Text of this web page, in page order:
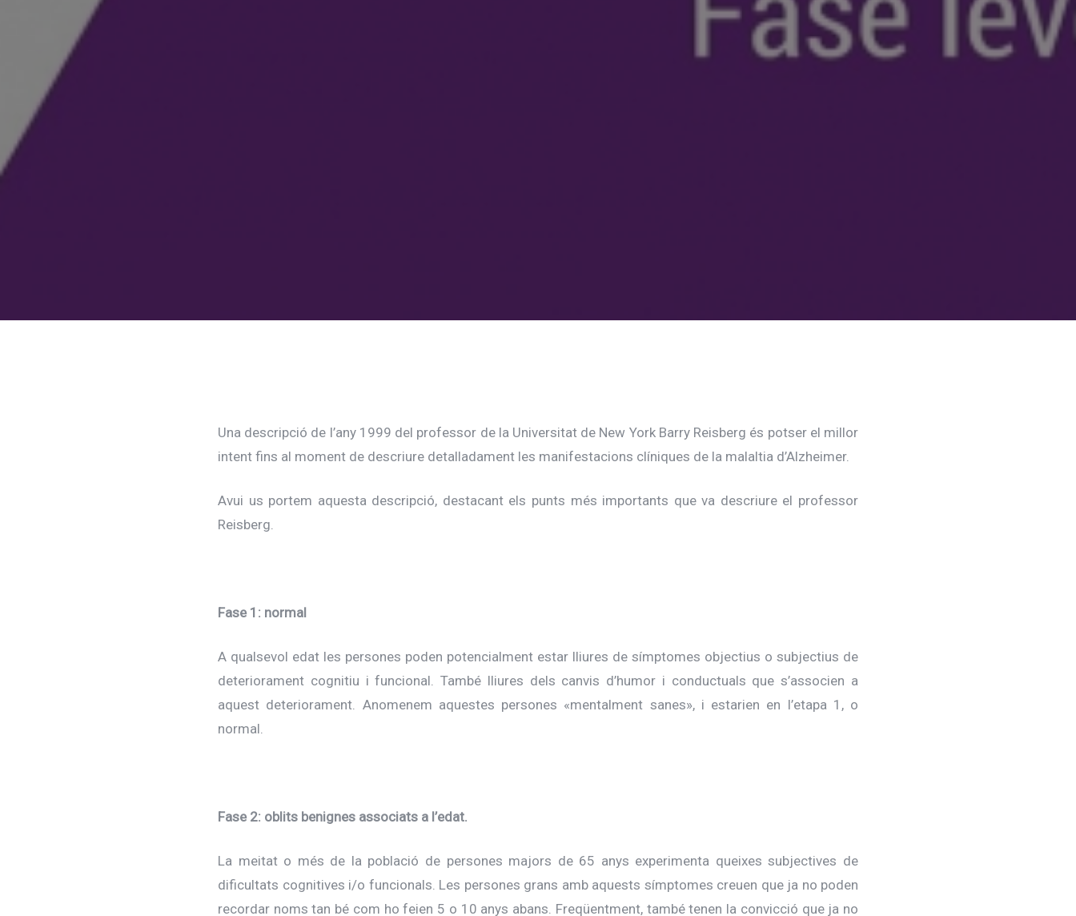
Una descripció de l’any 1999 del professor de la Universitat de New York Barry Reisberg és potser el millor
intent fins al moment de descriure detalladament les manifestacions clíniques de la malaltia d’Alzheimer.
Avui us portem aquesta descripció, destacant els punts més importants que va descriure el professor
Reisberg.
Fase 1: normal
A qualsevol edat les persones poden potencialment estar lliures de símptomes objectius o subjectius de
deteriorament cognitiu i funcional. També lliures dels canvis d’humor i conductuals que s’associen a
aquest deteriorament. Anomenem aquestes persones «mentalment sanes», i estarien en l’etapa 1, o
normal.
Fase 2: oblits benignes associats a l’edat.
La meitat o més de la població de persones majors de 65 anys experimenta queixes subjectives de
dificultats cognitives i/o funcionals. Les persones grans amb aquests símptomes creuen que ja no poden
recordar noms tan bé com ho feien 5 o 10 anys abans. Freqüentment, també tenen la convicció que ja no